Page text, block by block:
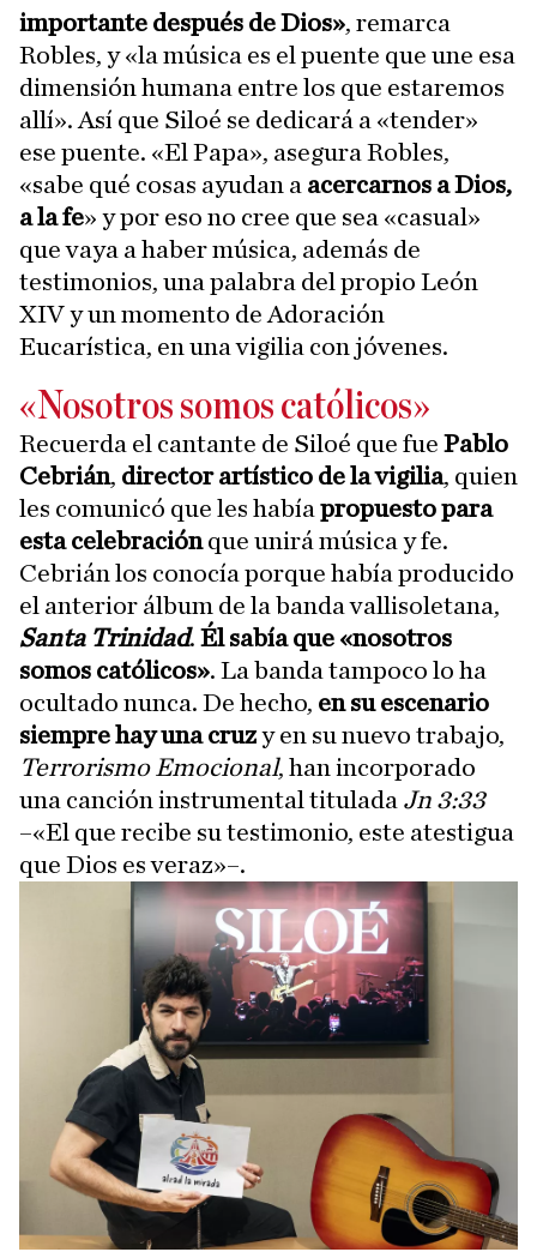
importante después de Dios», remarca
Robles, y «la música es el puente que une esa
dimensión humana entre los que estaremos
allí». Así que Siloé se dedicará a «tender»
ese puente. «El Papa», asegura Robles,
«sabe qué cosas ayudan a acercarnos a Dios,
a la fe» y por eso no cree que sea «casual»
que vaya a haber música, además de
testimonios, una palabra del propio León
XIV y un momento de Adoración
Eucarística, en una vigilia con jóvenes.
«Nosotros somos católicos»
Recuerda el cantante de Siloé que fue Pablo
Cebrián, director artístico de la vigilia, quien
les comunicó que les había propuesto para
esta celebraciónque unirá música y fe.
Cebrián los conocía porque había producido
el anterior álbum de la banda vallisoletana,
Santa Trinidad. Él sabía que «nosotros
somos católicos». La banda tampoco lo ha
ocultado nunca. De hecho, en su escenario
siempre hay una cruzy en su nuevo trabajo,
Terrorismo Emocional, han incorporado
una canción instrumental titulada Jn 3:33
–«El que recibe su testimonio, este atestigua
que Dios es veraz»–.